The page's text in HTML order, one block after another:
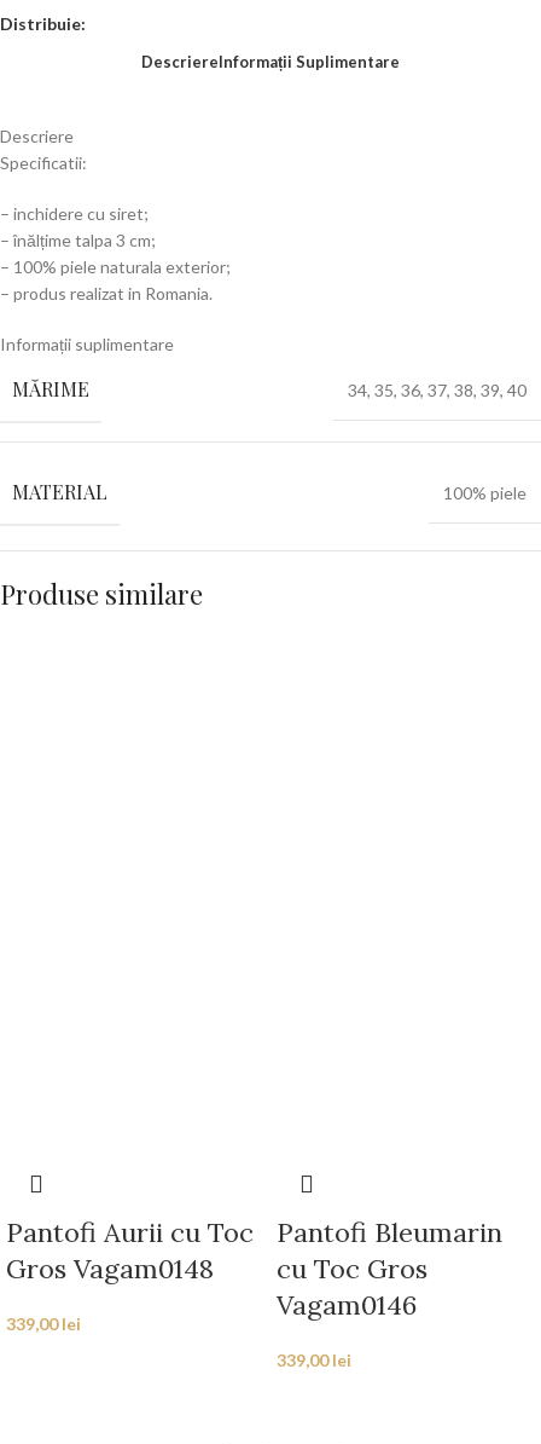
Distribuie:
DescriereInformații Suplimentare
Descriere
Specificatii:
– inchidere cu siret;
– înălțime talpa 3 cm;
– 100% piele naturala exterior;
– produs realizat in Romania.
Informații suplimentare
MĂRIME 34, 35, 36, 37, 38, 39, 40
MATERIAL 100% piele
Produse similare
Pantofi Aurii cu Toc
Gros Vagam0148
339,00lei
Pantofi Bleumarin
cu Toc Gros
Vagam0146
339,00lei